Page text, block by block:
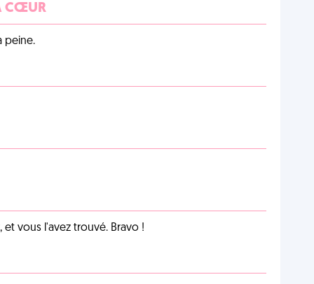
CŒUR
peine.
vous l'avez trouvé. Bravo !